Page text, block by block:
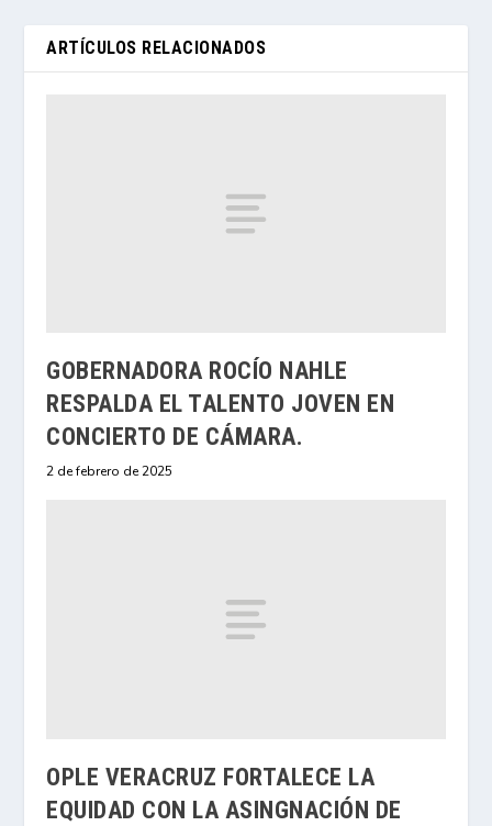
ARTÍCULOS RELACIONADOS
GOBERNADORA ROCÍO NAHLE
RESPALDA EL TALENTO JOVEN EN
CONCIERTO DE CÁMARA.
2 de febrero de 2025
OPLE VERACRUZ FORTALECE LA
EQUIDAD CON LA ASINGNACIÓN DE